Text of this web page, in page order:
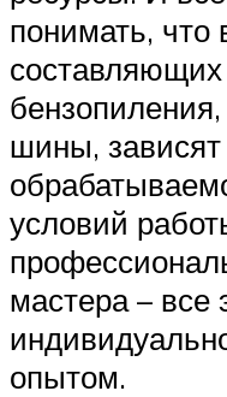
понимать, что
шины, зависят
условий
мастера – все
опытом.